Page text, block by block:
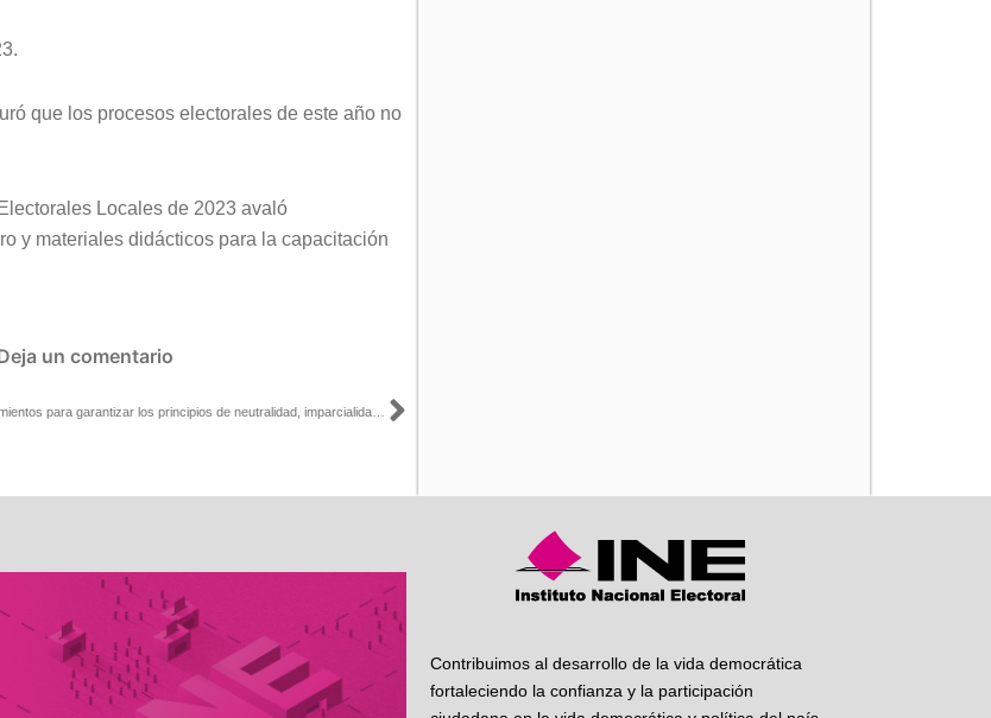
que los procesos electorales de este año no
Locales de 2023 avaló
y materiales didácticos para la capacitación
un comentario
Siguiente
Contribuimos al desarrollo de la vida democrática
fortaleciendo la confianza y la participación